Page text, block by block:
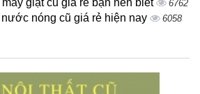
giặt cũ giá rẻ bạn nên biết 6762
nóng cũ giá rẻ hiện nay 6058